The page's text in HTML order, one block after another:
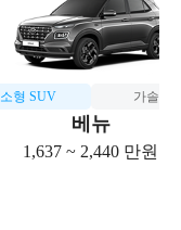
소형 SUV 가솔린
베뉴
1,637 ~ 2,440 만원